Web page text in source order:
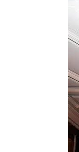
para buscar o ESC